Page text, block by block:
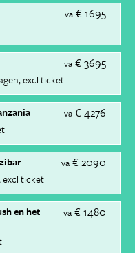
va € 1695
va € 3695
excl ticket
va € 4276
va € 2090
excl ticket
va € 1480
en het